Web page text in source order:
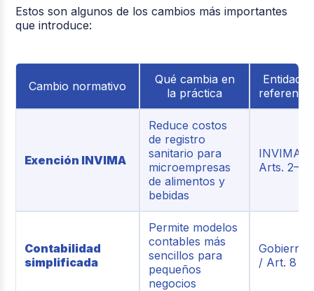
Estos son algunos de los cambios más importantes
que introduce:
Cambio normativo
Qué cambia en
la práctica
Entidad /
referencia
Exención INVIMA
Reduce costos
de registro
sanitario para
microempresas
de alimentos y
bebidas
INVIMA /
Arts. 2–3
Contabilidad
simplificada
Permite modelos
contables más
sencillos para
pequeños
negocios
Gobierno
/ Art. 8